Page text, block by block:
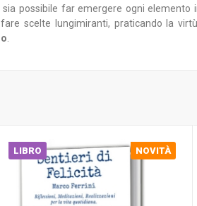
possibile far emergere ogni
scelte lungimiranti, praticando la
LIBRO NOVITÀ